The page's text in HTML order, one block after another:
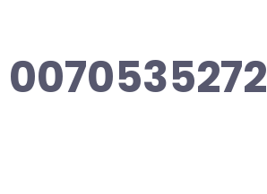
0070535272